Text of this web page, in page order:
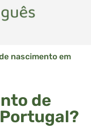
nascimento em
de